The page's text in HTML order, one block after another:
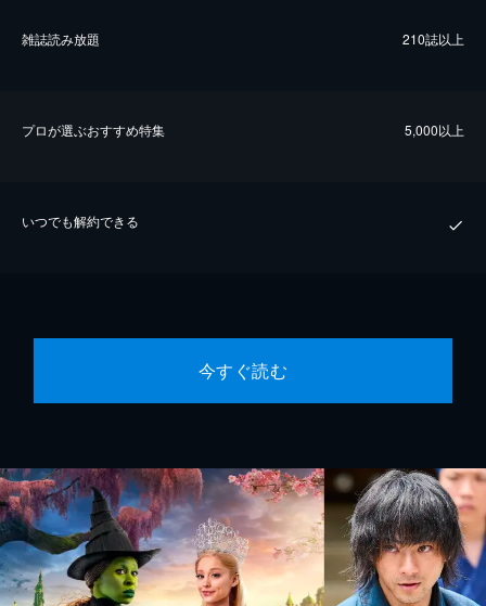
雑誌読み放題 210誌以上
プロが選ぶおすすめ特集 5,000以上
いつでも解約できる
今すぐ読む